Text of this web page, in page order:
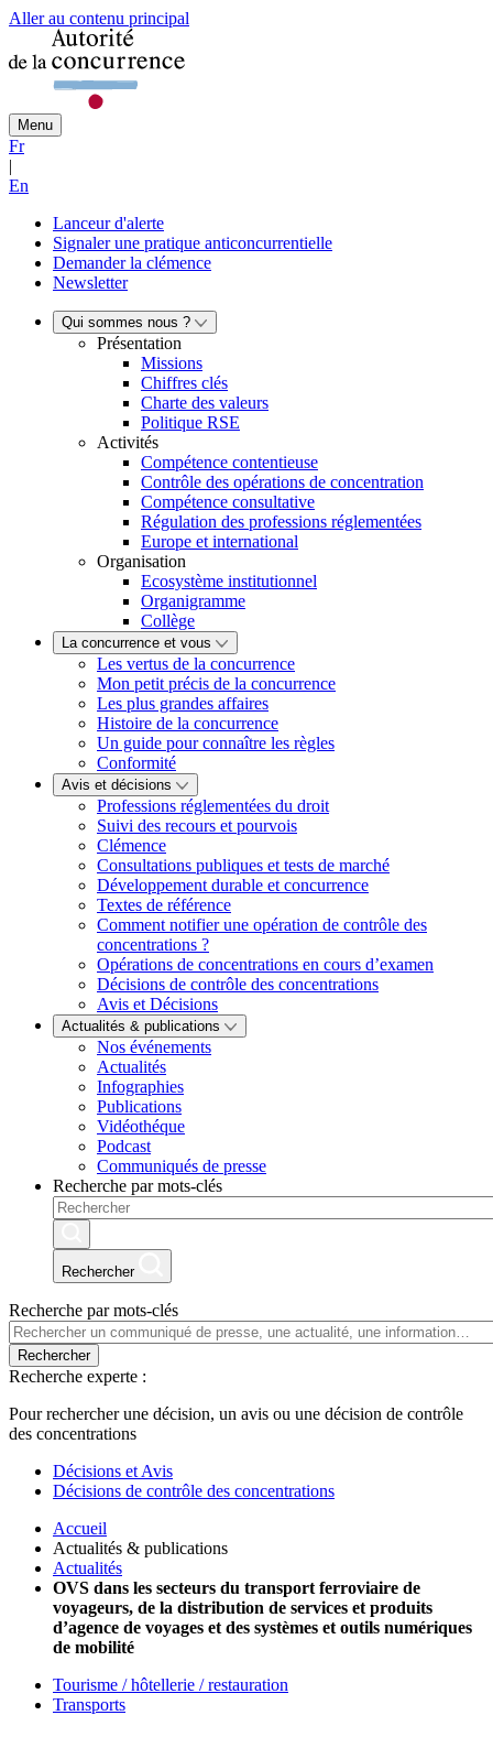
Aller au contenu principal
Menu
Fr
|
En
Lanceur d'alerte
Signaler une pratique anticoncurrentielle
Demander la clémence
Newsletter
Qui sommes nous ?
Présentation
Missions
Chiffres clés
Charte des valeurs
Politique RSE
Activités
Compétence contentieuse
Contrôle des opérations de concentration
Compétence consultative
Régulation des professions réglementées
Europe et international
Organisation
Ecosystème institutionnel
Organigramme
Collège
La concurrence et vous
Les vertus de la concurrence
Mon petit précis de la concurrence
Les plus grandes affaires
Histoire de la concurrence
Un guide pour connaître les règles
Conformité
Avis et décisions
Professions réglementées du droit
Suivi des recours et pourvois
Clémence
Consultations publiques et tests de marché
Développement durable et concurrence
Textes de référence
Comment notifier une opération de contrôle des
concentrations ?
Opérations de concentrations en cours d’examen
Décisions de contrôle des concentrations
Avis et Décisions
Actualités & publications
Nos événements
Actualités
Infographies
Publications
Vidéothéque
Podcast
Communiqués de presse
Recherche par mots-clés
Rechercher
Recherche par mots-clés
Rechercher
Recherche experte :
Pour rechercher une décision, un avis ou une décision de contrôle
des concentrations
Décisions et Avis
Décisions de contrôle des concentrations
Accueil
Actualités & publications
Actualités
OVS dans les secteurs du transport ferroviaire de
voyageurs, de la distribution de services et produits
d’agence de voyages et des systèmes et outils numériques
de mobilité
Tourisme / hôtellerie / restauration
Transports